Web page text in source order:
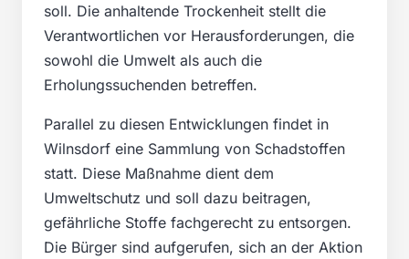
soll. Die anhaltende Trockenheit stellt die
Verantwortlichen vor Herausforderungen, die
sowohl die Umwelt als auch die
Erholungssuchenden betreffen.
Parallel zu diesen Entwicklungen findet in
Wilnsdorf eine Sammlung von Schadstoffen
statt. Diese Maßnahme dient dem
Umweltschutz und soll dazu beitragen,
gefährliche Stoffe fachgerecht zu entsorgen.
Die Bürger sind aufgerufen, sich an der Aktion